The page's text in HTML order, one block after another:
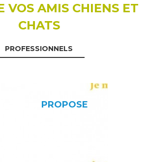
VOS AMIS CHIENS ET
CHATS
PROFESSIONNELS
PROPOSE